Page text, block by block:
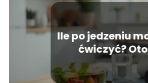
Ile po jedzeniu
ćwiczyć? Oto
najważniejsze
wskazówki